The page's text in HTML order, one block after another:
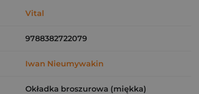
Vital
9788382722079
Iwan Nieumywakin
Okładka broszurowa (miękka)